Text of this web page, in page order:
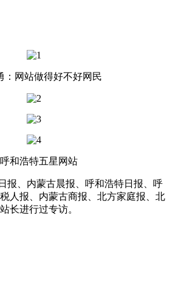
、内蒙古晨报、呼和浩特日报、呼
人报、内蒙古商报、北方家庭报、北
长进行过专访。